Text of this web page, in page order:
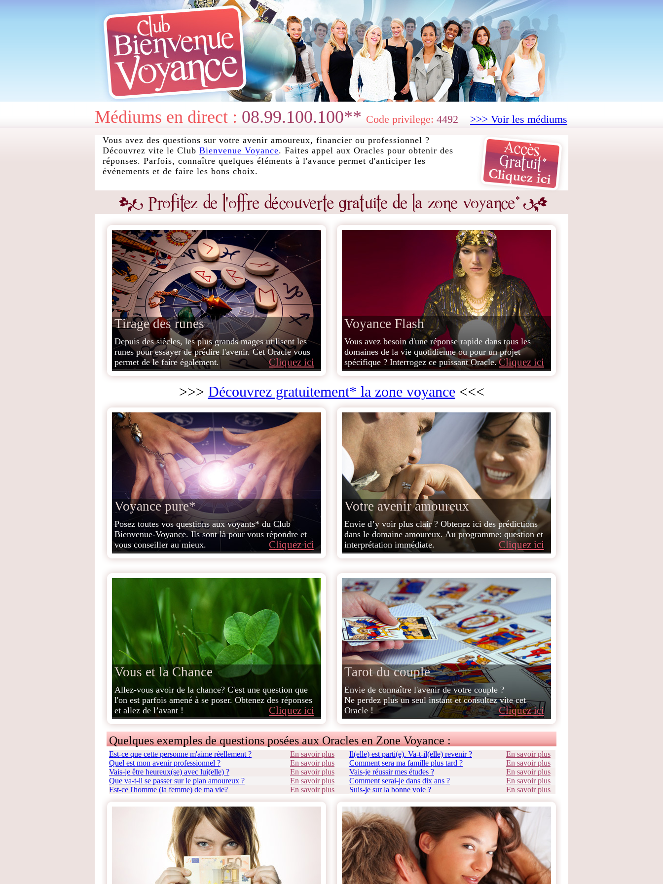
Médiums en direct : 08.99.100.100** Code privilege: 4492 >>> Voir les médiums
Vous avez des questions sur votre avenir amoureux, financier ou professionnel ?
Découvrez vite le Club Bienvenue Voyance. Faites appel aux Oracles pour obtenir des
réponses. Parfois, connaître quelques éléments à l'avance permet d'anticiper les
événements et de faire les bons choix.
Tirage des runes
Cliquez ici
Depuis des siècles, les plus grands mages utilisent les
runes pour essayer de prédire l'avenir. Cet Oracle vous
permet de le faire également.
Voyance Flash
Cliquez ici
Vous avez besoin d'une réponse rapide dans tous les
domaines de la vie quotidienne ou pour un projet
spécifique ? Interrogez ce puissant Oracle.
>>> Découvrez gratuitement* la zone voyance<<<
Voyance pure*
Cliquez ici
Posez toutes vos questions aux voyants* du Club
Bienvenue-Voyance. Ils sont là pour vous répondre et
vous conseiller au mieux.
Votre avenir amoureux
Cliquez ici
Envie d’y voir plus clair ? Obtenez ici des prédictions
dans le domaine amoureux. Au programme: question et
interprétation immédiate.
Vous et la Chance
Cliquez ici
Allez-vous avoir de la chance? C'est une question que
l'on est parfois amené à se poser. Obtenez des réponses
et allez de l’avant !
Tarot du couple
Cliquez ici
Envie de connaître l'avenir de votre couple ?
Ne perdez plus un seul instant et consultez vite cet
Oracle !
Quelques exemples de questions posées aux Oracles en Zone Voyance :
Est-ce que cette personne m'aime réellement ? En savoir plus Il(elle) est parti(e). Va-t-il(elle) revenir ?
En savoir plus
Quel est mon avenir professionnel ?
En savoir plus Comment sera ma famille plus tard ?
En savoir plus
Vais-je être heureux(se) avec lui(elle) ?
En savoir plus Vais-je réussir mes études ?
En savoir plus
Que va-t-il se passer sur le plan amoureux ?
En savoir plus Comment serai-je dans dix ans ?
En savoir plus
Est-ce l'homme (la femme) de ma vie?
En savoir plus Suis-je sur la bonne voie ? En savoir plus